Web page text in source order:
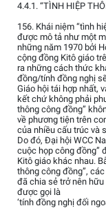
4.4.1. “TÌNH HIỆP
156. Khái niệm “tình
được mô tả như một
những năm 1970 bởi
cộng đồng Kitô giáo
ra những cách thức
đồng/tính đồng nghị
Giáo hội tái hợp nhất,
kết chứ không phải
thông công đồng”
về phương tiện trên
của nhiều cấu trúc và
Do đó, Đại hội WCC
cuộc họp công đồng”
Kitô giáo khác nhau.
thông công đồng”,
đã chia sẻ trở nên
được gọi là
‘tính đồng nghị đối